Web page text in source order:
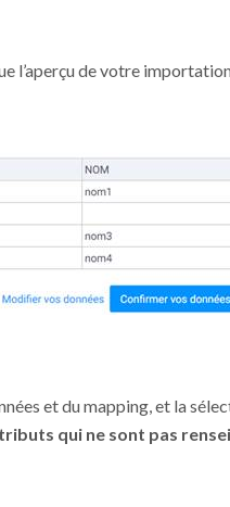
l’aperçu de votre
et du mapping, et la
qui ne sont pas